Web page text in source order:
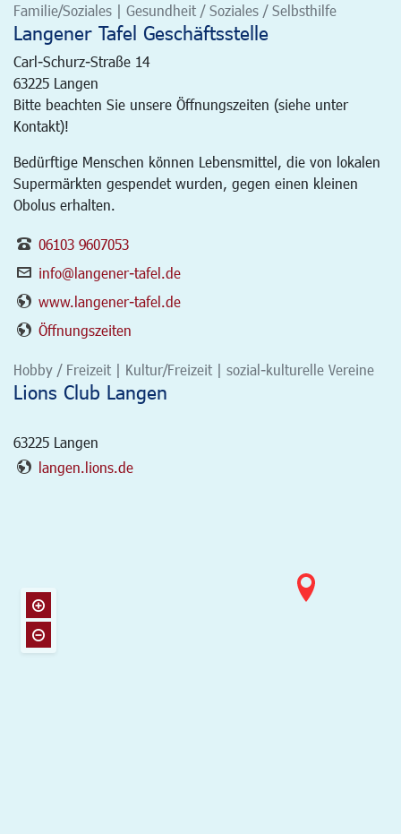
Familie/Soziales | Gesundheit / Soziales / Selbsthilfe
Langener Tafel Geschäftsstelle
Carl-Schurz-Straße 14
63225 Langen
Bitte beachten Sie unsere Öffnungszeiten (siehe unter
Kontakt)!
Bedürftige Menschen können Lebensmittel, die von lokalen
Supermärkten gespendet wurden, gegen einen kleinen
Obolus erhalten.
06103 9607053
info@langener-tafel.de
www.langener-tafel.de
Öffnungszeiten
Hobby / Freizeit | Kultur/Freizeit | sozial-kulturelle Vereine
Lions Club Langen
63225 Langen
langen.lions.de